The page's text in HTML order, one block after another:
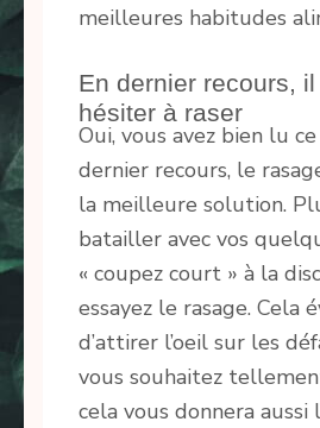
meilleures habitudes
En dernier recours,
hésiter à raser
Oui, vous avez bien lu
dernier recours, le
la meilleure solution.
batailler avec vos
« coupez court » à la
essayez le rasage. Cela
d’attirer l’oeil sur les
vous souhaitez
cela vous donnera aussi